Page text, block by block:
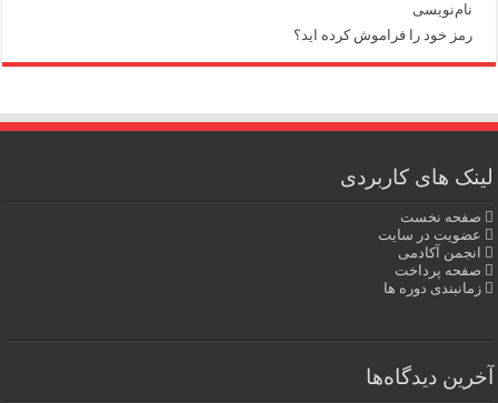
نام‌نویسی
رمز خود را فراموش کرده اید؟
لینک های کاربردی
صفحه نخست
عضویت در سایت
انجمن آکادمی
صفحه پرداخت
زمانبندی دوره ها
آخرین دیدگاه‌ها